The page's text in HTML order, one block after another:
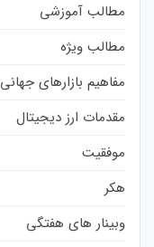
مطالب آموزشی
مطالب ویژه
مفاهیم بازارهای جهانی
مقدمات ارز دیجیتال
موفقیت
هکر
وبینار های هفتگی